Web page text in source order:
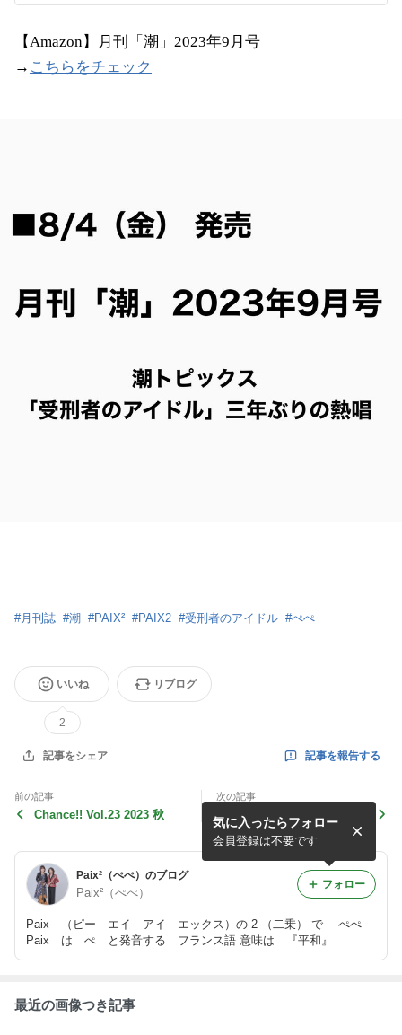
【Amazon】月刊「潮」2023年9月号
→ こちらをチェック
#月刊誌 #潮 #PAIX² #PAIX2 #受刑者のアイドル #ぺぺ
いいね
2
リブログ
記事をシェア 記事を報告する
前の記事
Chance!! Vol.23 2023 秋
次の記事
■10/14（土）第50回千代ブ
ロック人権・同和教育研究集
会
Paix²（ぺぺ）のブログ
Paix²（ぺぺ）
Paix （ピー エイ アイ エックス）の 2 （二乗） で ぺぺ
Paix は ぺ と発音する フランス語 意味は 『平和』
気に入ったらフォロー
会員登録は不要です
フォロー
最近の画像つき記事